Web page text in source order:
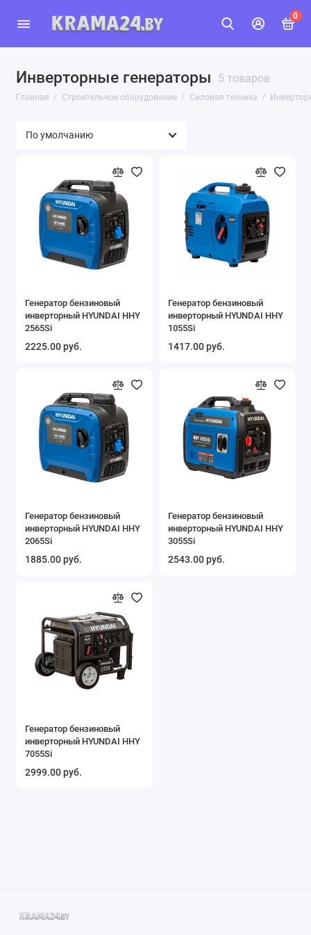
0
Инверторные генераторы 5 товаров
Главная Строительное оборудование Силовая техника
Генератор бензиновый
инверторный HYUNDAI HHY
2565Si
2225.00 руб.
Генератор бензиновый
инверторный HYUNDAI HHY
1055Si
1417.00 руб.
Генератор бензиновый
инверторный HYUNDAI HHY
2065Si
1885.00 руб.
Генератор бензиновый
инверторный HYUNDAI HHY
3055Si
2543.00 руб.
Генератор бензиновый
инверторный HYUNDAI HHY
7055Si
2999.00 руб.